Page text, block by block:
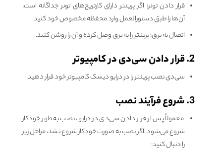
قرار دادن تونر: اگر پرینتر دارای کارتریج‌های تونر جداگانه است،
آن‌ها را طبق دستورالعمل وارد محفظه مخصوص خود کنید.
اتصال به برق: پرینتر را به برق وصل کرده و آن را روشن کنید.
2. قرار دادن سی‌دی در کامپیوتر
سی‌دی نصب پرینتر را در درایو دیسک کامپیوتر خود قرار دهید.
3. شروع فرآیند نصب
معمولاً پس از قرار دادن سی‌دی در درایو، نصب به طور خودکار
شروع می‌شود. اگر نصب به صورت خودکار شروع نشد، مراحل زیر
را دنبال کنید: